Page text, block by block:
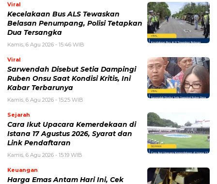
Viral
Kecelakaan Bus ALS Tewaskan
Belasan Penumpang, Polisi Tetapkan
Dua Tersangka
Kamis, 6 Agu 2026 - 15:46 WIB
Viral
Sarwendah Disebut Setia Dampingi
Ruben Onsu Saat Kondisi Kritis, Ini
Kabar Terbarunya
Kamis, 6 Agu 2026 - 15:25 WIB
Sejarah
Cara Ikut Upacara Kemerdekaan di
Istana 17 Agustus 2026, Syarat dan
Link Pendaftaran
Kamis, 6 Agu 2026 - 15:19 WIB
Keuangan
Harga Emas Antam Hari Ini, Cek